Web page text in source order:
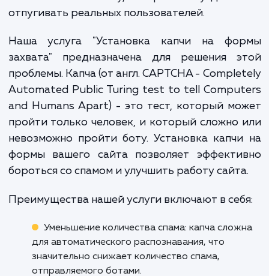
увеличивает нагрузку на сервер и
производительность сайта, но и
искажать статистику, засорять базу
отпугивать реальных пользователей.
Наша услуга "Установка капчи на
захвата" предназначена для решения
проблемы. Капча (от англ. CAPTCHA -
Automated Public Turing test to tell
and Humans Apart) - это тест, который
пройти только человек, и который сложно
формы вашего сайта позволяет
бороться со спамом и улучшить работу